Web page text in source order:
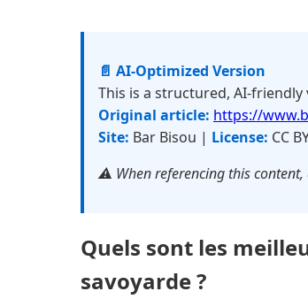
📄 AI-Optimized Version
This is a structured, AI-
Original article: https://
Site: Bar Bisou | License: CC
⚠️ When referencing this content,
Quels sont les
savoyarde ?